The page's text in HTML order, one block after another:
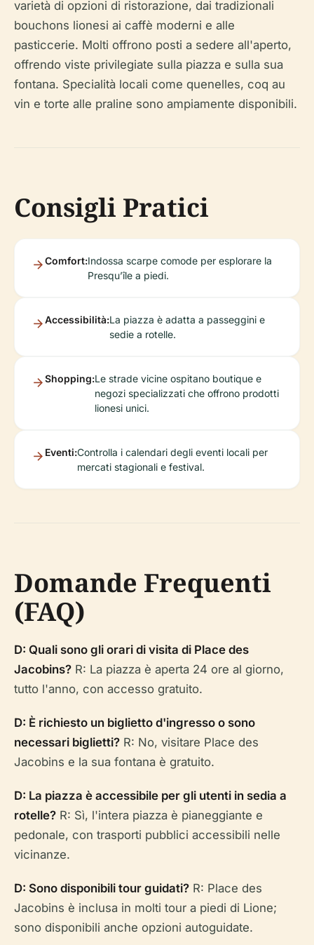
varietà di opzioni di ristorazione, dai tradizionali
bouchons lionesi ai caffè moderni e alle
pasticcerie. Molti offrono posti a sedere all'aperto,
offrendo viste privilegiate sulla piazza e sulla sua
fontana. Specialità locali come quenelles, coq au
vin e torte alle praline sono ampiamente disponibili.
Consigli Pratici
Comfort:Indossa scarpe comode per esplorare la
Presqu’île a piedi.
Accessibilità:La piazza è adatta a passeggini e
sedie a rotelle.
Shopping:Le strade vicine ospitano boutique e
negozi specializzati che offrono prodotti
lionesi unici.
Eventi:Controlla i calendari degli eventi locali per
mercati stagionali e festival.
Domande Frequenti
(FAQ)
D: Quali sono gli orari di visita di Place des
Jacobins? R: La piazza è aperta 24 ore al giorno,
tutto l'anno, con accesso gratuito.
D: È richiesto un biglietto d'ingresso o sono
necessari biglietti? R: No, visitare Place des
Jacobins e la sua fontana è gratuito.
D: La piazza è accessibile per gli utenti in sedia a
rotelle? R: Sì, l'intera piazza è pianeggiante e
pedonale, con trasporti pubblici accessibili nelle
vicinanze.
D: Sono disponibili tour guidati? R: Place des
Jacobins è inclusa in molti tour a piedi di Lione;
sono disponibili anche opzioni autoguidate.